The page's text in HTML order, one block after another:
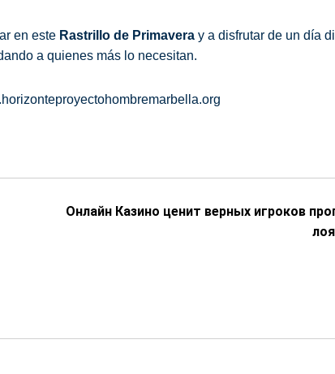
en este Rastrillo de Primavera y a disfrutar de un día
a quienes más lo necesitan.
Онлайн Казино ценит верных игроков